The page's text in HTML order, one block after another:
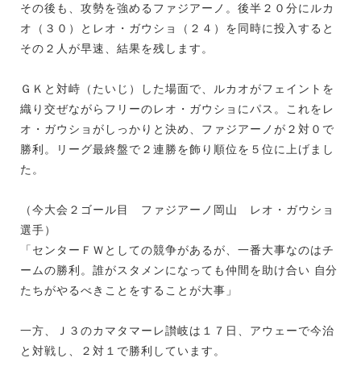
その後も、攻勢を強めるファジアーノ。後半２０分にルカ
オ（３０）とレオ・ガウショ（２４）を同時に投入すると
その２人が早速、結果を残します。
ＧＫと対峙（たいじ）した場面で、ルカオがフェイントを
織り交ぜながらフリーのレオ・ガウショにパス。これをレ
オ・ガウショがしっかりと決め、ファジアーノが２対０で
勝利。リーグ最終盤で２連勝を飾り順位を５位に上げまし
た。
（今大会２ゴール目 ファジアーノ岡山 レオ・ガウショ
選手）
「センターＦＷとしての競争があるが、一番大事なのはチ
ームの勝利。誰がスタメンになっても仲間を助け合い 自分
たちがやるべきことをすることが大事」
一方、Ｊ３のカマタマーレ讃岐は１７日、アウェーで今治
と対戦し、２対１で勝利しています。